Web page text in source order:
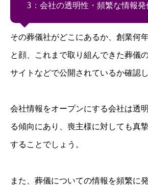
3：会社の透明性・頻繁な情報発
その葬儀社がどこにあるか、創業何
と顔、これまで取り組んできた葬儀
サイトなどで公開されているか確認
会社情報をオープンにする会社は透
る傾向にあり、喪主様に対しても真
することでしょう。
また、葬儀についての情報を頻繁に